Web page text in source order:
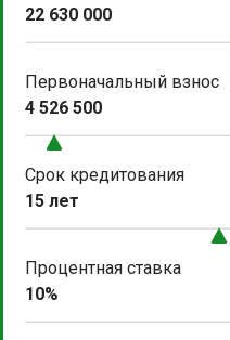
22 630 000
Первоначальный взнос
4 526 500
Срок кредитования
15 лет
Процентная ставка
10%